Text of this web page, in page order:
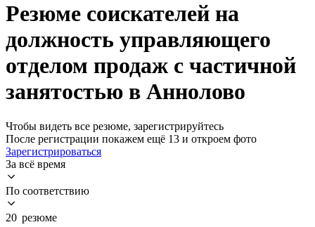
Резюме соискателей на
должность управляющего
отделом продаж с частичной
занятостью в Аннолово
Чтобы видеть все резюме, зарегистрируйтесь
После регистрации покажем ещё 13 и откроем фото
Зарегистрироваться
За всё время
По соответствию
20 резюме